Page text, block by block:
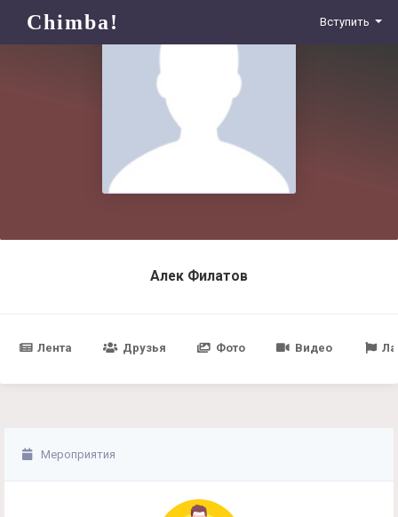
Chimba! Вступить
Алек Филатов
Лента Друзья Фото Видео
Мероприятия